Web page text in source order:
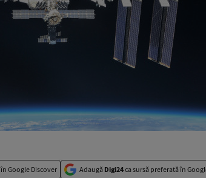
în Google Discover Adaugă Digi24ca sursă preferată în